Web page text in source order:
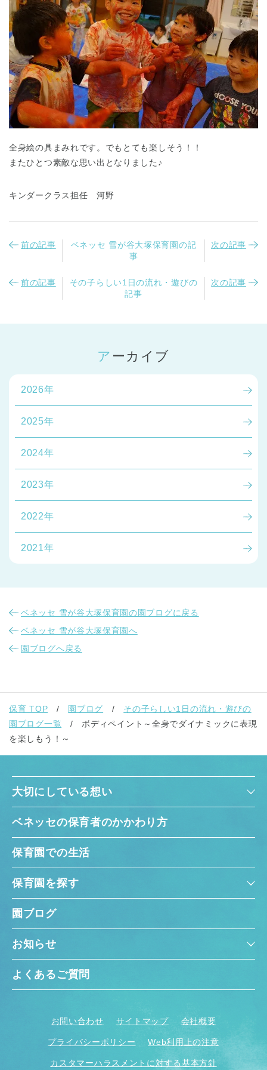
全身絵の具まみれです。でもとても楽しそう！！
またひとつ素敵な思い出となりました♪
キンダークラス担任 河野
前の記事
ベネッセ 雪が谷大塚保育園の記
事
次の記事
前の記事
その子らしい1日の流れ・遊びの
記事
次の記事
アーカイブ
2026年
2025年
2024年
2023年
2022年
2021年
ベネッセ 雪が谷大塚保育園の園ブログに戻る
ベネッセ 雪が谷大塚保育園へ
園ブログへ戻る
保育 TOP 園ブログ
その子らしい1日の流れ・遊びの
園ブログ一覧
ボディペイント～全身でダイナミックに表現
を楽しもう！～
大切にしている想い
ベネッセの保育者のかかわり方
保育園での生活
保育園を探す
園ブログ
お知らせ
よくあるご質問
お問い合わせ サイトマップ 会社概要
プライバシーポリシー Web利用上の注意
カスタマーハラスメントに対する基本方針